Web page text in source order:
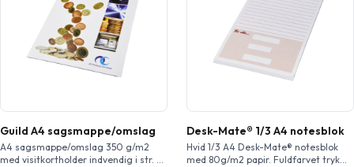
Guild A4 sagsmappe/omslag
A4 sagsmappe/omslag 350 g/m2
med visitkortholder indvendig i str. 55
Desk-Mate® 1/3 A4 notesblok
Hvid 1/3 A4 Desk-Mate® notesblok
med 80g/m2 papir. Fuldfarvet tryk